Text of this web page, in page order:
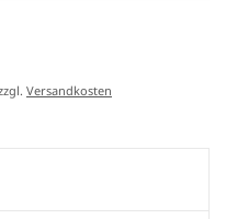
Versandkosten